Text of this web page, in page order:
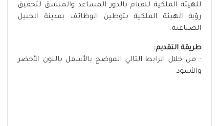
للهيئة الملكية للقيام بالدور المساعد والمنسق لتحقيق
رؤية الهيئة الملكية بتوطين الوظائف بمدينة الجبيل
الصناعية.
طريقة التقديم:
- من خلال الرابط التالي الموضح بالأسفل باللون الأخضر
والأسود